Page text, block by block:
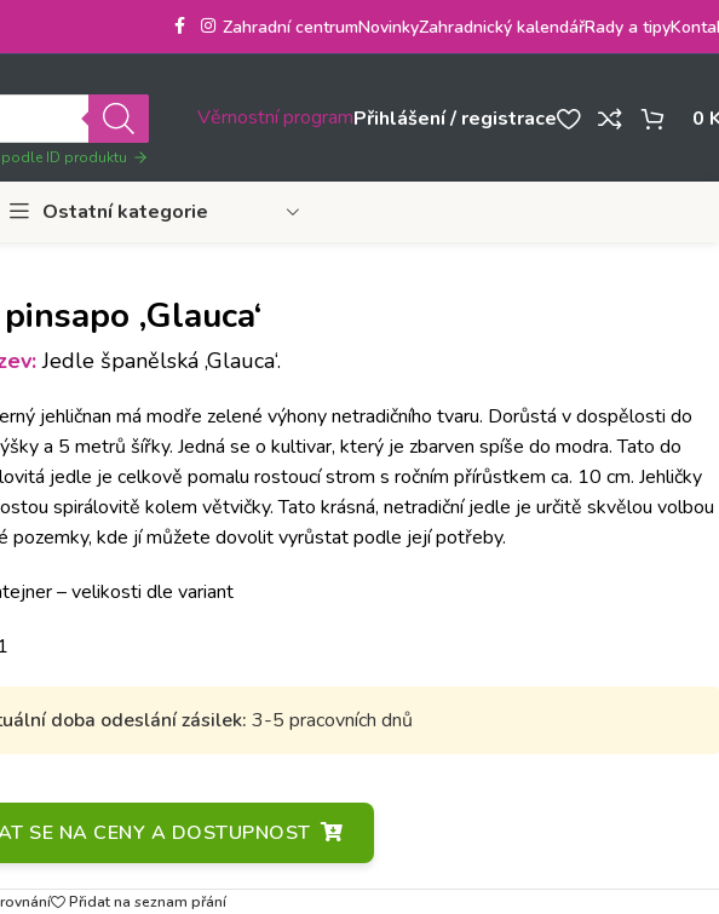
Zahradní centrumNovinkyZahradnický kalendářRady a tipy
ID produktu
Věrnostní programPřihlášení / registrace 0
Ostatní kategorie
‚Glauca‘
Jedle španělská ‚Glauca‘.
jehličnan má modře zelené výhony netradičního tvaru. Dorůstá v dospělosti do
a 5 metrů šířky. Jedná se o kultivar, který je zbarven spíše do modra. Tato do
jedle je celkově pomalu rostoucí strom s ročním přírůstkem ca. 10 cm. Jehličky
spirálovitě kolem větvičky. Tato krásná, netradiční jedle je určitě skvělou volbou
pozemky, kde jí můžete dovolit vyrůstat podle její potřeby.
– velikosti dle variant
doba odeslání zásilek: 3-5 pracovních dnů
SE NA CENY A DOSTUPNOST
Přidat na seznam přání